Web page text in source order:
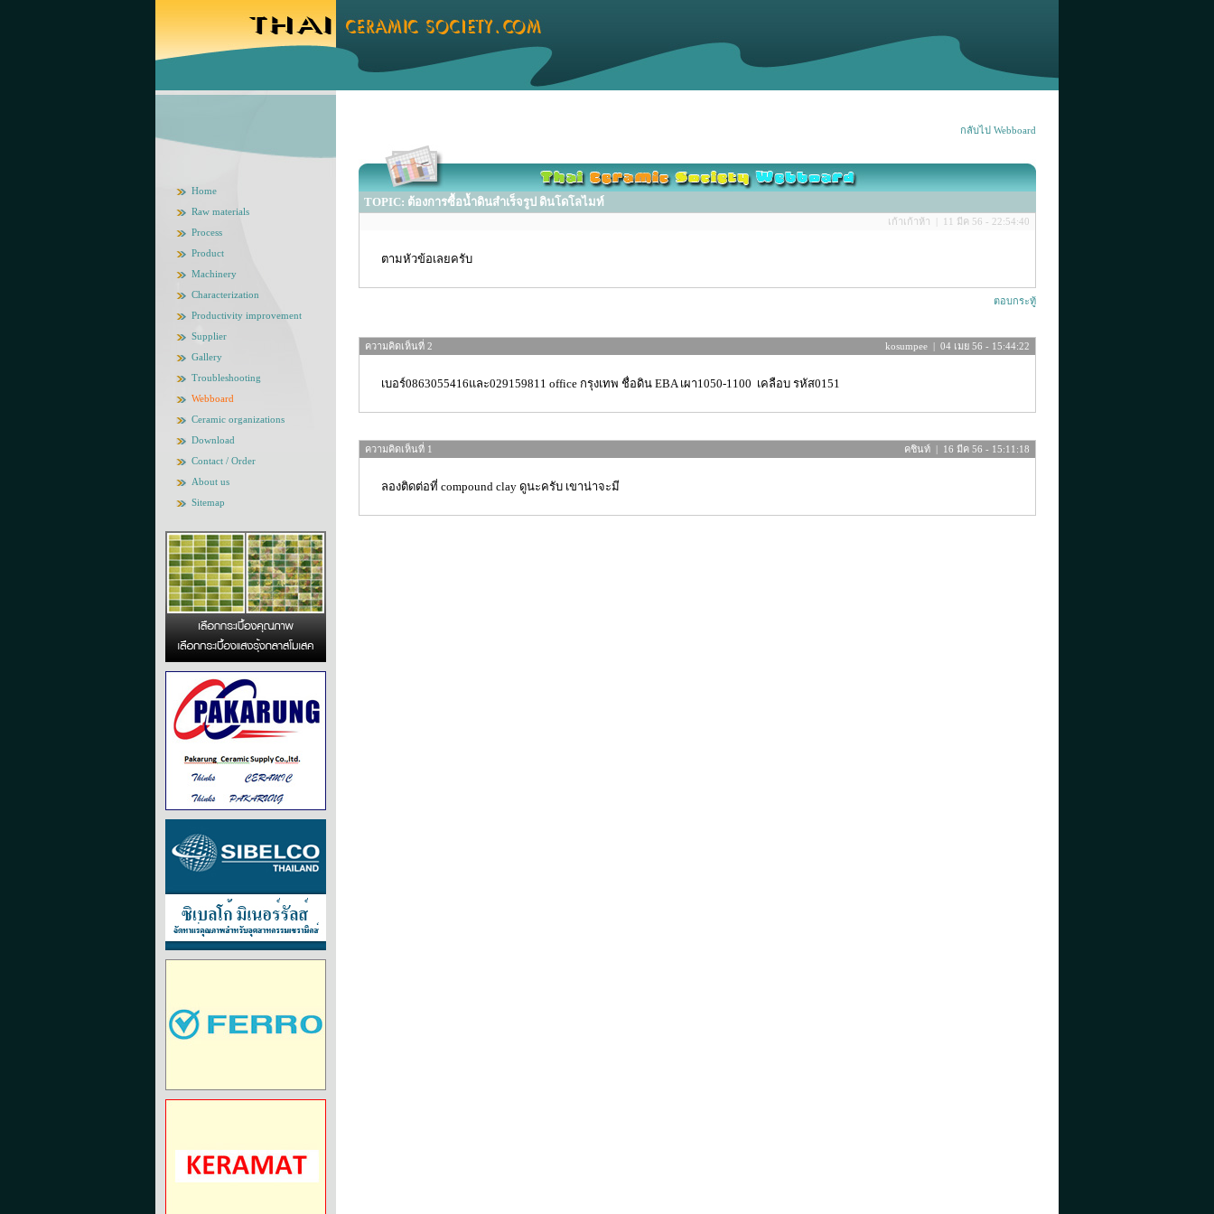
Home
Raw materials
Process
Product
Machinery
Characterization
Productivity improvement
Supplier
Gallery
Troubleshooting
Webboard
Ceramic organizations
Download
Contact / Order
About us
Sitemap
กลับไป Webboard
TOPIC: ต้องการซื้อน้ำดินสำเร็จรูป ดินโดโลไมท์
เก้าเก้าห้า | 11 มีค 56 - 22:54:40
ตามหัวข้อเลยครับ
ตอบกระทู้
ความคิดเห็นที่ 2 kosumpee | 04 เมย 56 - 15:44:22
เบอร์0863055416และ029159811 office กรุงเทพ ชื่อดิน EBA เผา1050-1100 เคลือบ รหัส0151
ความคิดเห็นที่ 1 คชินท์ | 16 มีค 56 - 15:11:18
ลองติดต่อที่ compound clay ดูนะครับ เขาน่าจะมี